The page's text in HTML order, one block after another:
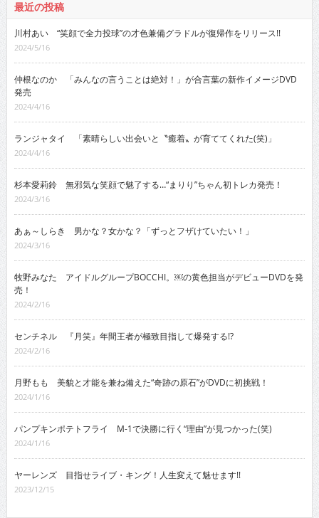
最近の投稿
川村あい “笑顔で全力投球”の才色兼備グラドルが復帰作をリリース!!
2024/5/16
仲根なのか 「みんなの言うことは絶対！」が合言葉の新作イメージDVD
発売
2024/4/16
ランジャタイ 「素晴らしい出会いと〝癒着〟が育ててくれた(笑)」
2024/4/16
杉本愛莉鈴 無邪気な笑顔で魅了する…“まりり”ちゃん初トレカ発売！
2024/3/16
あぁ～しらき 男かな？女かな？「ずっとフザけていたい！」
2024/3/16
牧野みなた アイドルグループBOCCHI。￼の黄色担当がデビューDVDを発
売！
2024/2/16
センチネル 『月笑』年間王者が極致目指して爆発する!?
2024/2/16
月野もも 美貌と才能を兼ね備えた“奇跡の原石”がDVDに初挑戦！
2024/1/16
パンプキンポテトフライ M-1で決勝に行く“理由”が見つかった(笑)
2024/1/16
ヤーレンズ 目指せライブ・キング！人生変えて魅せます!!
2023/12/15